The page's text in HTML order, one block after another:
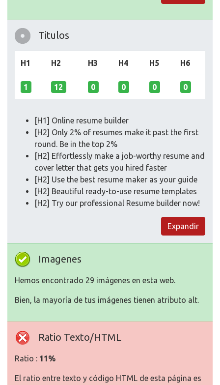
Titulos
H1 H2 H3 H4 H5 H6
1 12 0 0 0 0
[H1] Online resume builder
[H2] Only 2% of resumes make it past the first
round. Be in the top 2%
[H2] Effortlessly make a job-worthy resume and
cover letter that gets you hired faster
[H2] Use the best resume maker as your guide
[H2] Beautiful ready-to-use resume templates
[H2] Try our professional Resume builder now!
Expandir
Imagenes
Hemos encontrado 29 imágenes en esta web.
Bien, la mayoría de tus imágenes tienen atributo alt.
Ratio Texto/HTML
Ratio : 11%
El ratio entre texto y código HTML de esta página es